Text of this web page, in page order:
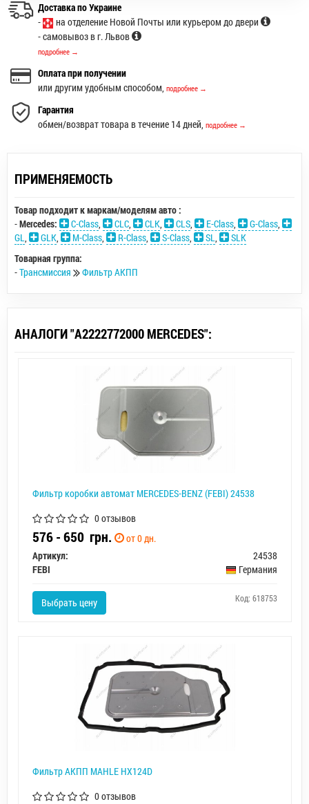
Доставка по Украине
-
на отделение Новой Почты или курьером до двери
- самовывоз в г. Львов
подробнее →
Оплата при получении
или другим удобным способом, подробнее →
Гарантия
обмен/возврат товара в течение 14 дней, подробнее →
ПРИМЕНЯЕМОСТЬ
Товар подходит к маркам/моделям авто :
-Mercedes: C-Class, CLC, CLK, CLS, E-Class, G-Class,
GL, GLK, M-Class, R-Class, S-Class, SL,
SLK
Товарная группа:
-Трансмиссия Фильтр АКПП
АНАЛОГИ "A2222772000 MERCEDES":
Фильтр коробки автомат MERCEDES-BENZ (FEBI) 24538
0 отзывов
576 - 650 грн.
от 0 дн.
Артикул:
24538
FEBI
Германия
Выбрать цену Код: 618753
Фильтр АКПП MAHLE HX124D
0 отзывов